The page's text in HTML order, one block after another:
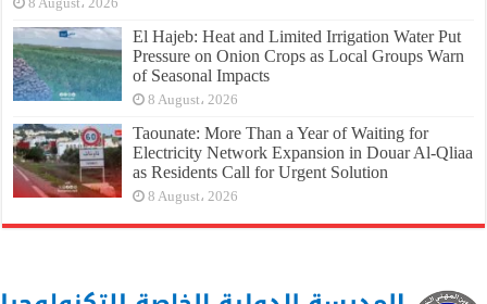
8 August، 2026
El Hajeb: Heat and Limited Irrigation Water Put
Pressure on Onion Crops as Local Groups Warn
of Seasonal Impacts
8 August، 2026
Taounate: More Than a Year of Waiting for
Electricity Network Expansion in Douar Al-Qliaa
as Residents Call for Urgent Solution
8 August، 2026